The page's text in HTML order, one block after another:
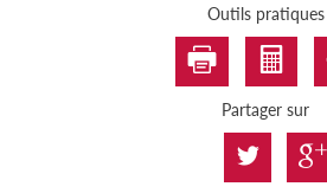
Outils pratiques
Partager sur